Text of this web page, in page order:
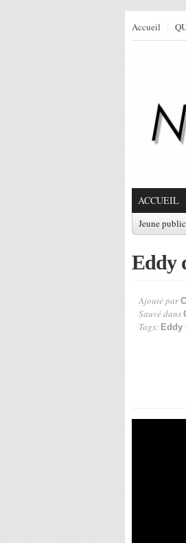
Accueil
ACCUEIL
Jeune public
Eddy
Ajouté par
Sauvé dans
Tags: Eddy